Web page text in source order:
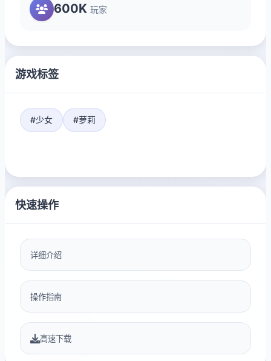
600K 玩家
游戏标签
#少女 #萝莉
快速操作
详细介绍
操作指南
高速下载